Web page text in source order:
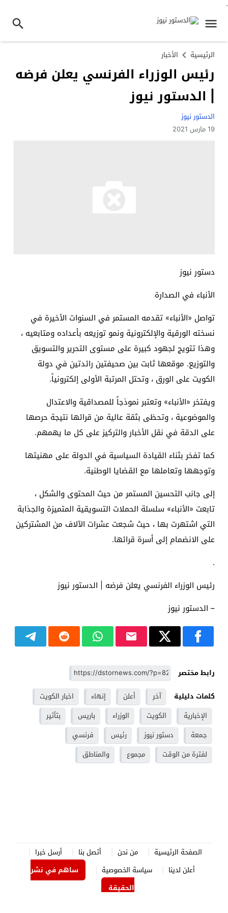
.
الرئيسية الأخبار
رئيس الوزراء الفرنسي يعلن فرضه
| الدستور نيوز
الدستور نيوز
19 مارس 2021
دستور نيوز
الأنباء في الصدارة
تواصل «الأنباء» تقدمه المستمر في السنوات الأخيرة في
نسخته الورقية والإلكترونية ونمو توزيعه بأعداده ومتابعيه ،
وهذا تتويج لجهود كبيرة على مستوى التحرير والتسويق
والتوزيع. موقعها ثابت بين صحيفتين رائدتين في دولة
الكويت على الورق ، وتحتل المرتبة الأولى إلكترونياً.
ويفتخر«الأنباء» وتعتبر نموذجاً للمصداقية والاعتدال
والموضوعية ، وتحظى بثقة عالية من قرائها نتيجة حرصها
على الدقة في نقل الأخبار والتركيز على كل ما يهمهم.
كما تفخر بثناء القيادة السياسية في الدولة على مهنيتها
وتوجهها وتعاملها مع القضايا الوطنية.
إلى جانب التحسين المستمر من حيث المحتوى والشكل ،
تابعت «الأنباء» سلسلة الحملات التسويقية المتميزة والجذابة
التي اشتهرت بها ، حيث شجعت عشرات الآلاف من المشتركين
على الانضمام إلى أسرة قرائها.
.
رئيس الوزراء الفرنسي يعلن فرضه | الدستور نيوز
– الدستور نيوز
رابط مختصر
كلمات دليلية
آخر أعلن إنهاء
اخبار الكويت
الإخبارية
الكويت الوزراء باريس
بتأثير
جمعة
دستور نيوز رئيس
فرنسي
لفترة من الوقت
مجموع والمناطق
الصفحة الرئيسية من نحن أتصل بنا
أرسل خبرا
أعلن لدينا
سياسة الخصوصية
ساهم في نشر
الحقيقة